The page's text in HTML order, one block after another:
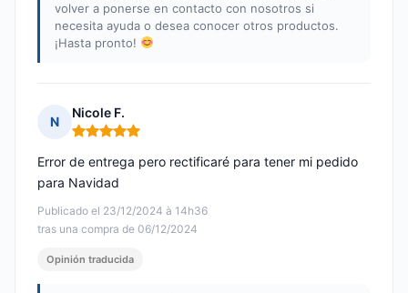
volver a ponerse en contacto con nosotros si
necesita ayuda o desea conocer otros productos.
¡Hasta pronto!
N
Nicole F.
Nota: 5 de 5
Publicado el 23/12/2024 à 14h36
tras una compra de 06/12/2024
Error de entrega pero rectificaré para tener mi pedido
para Navidad
Opinión traducida